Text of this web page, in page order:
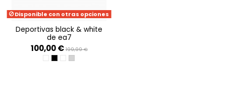
Disponible con otras opciones
deportivas black & white
de ea7
100,00 € 199,99 €
WHITEBLACK+WHITE
TRIP. WHT+GOLD+HONEY
GRIFFIN+BLACK